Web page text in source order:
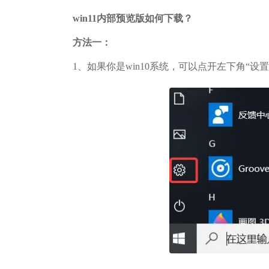
win11内部预览版如何下载？
方法一：
1、如果你是win10系统，可以点开左下角“设置